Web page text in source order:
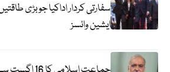
سفارتی کردار اداکیا جو بڑی
ایشین وائسز